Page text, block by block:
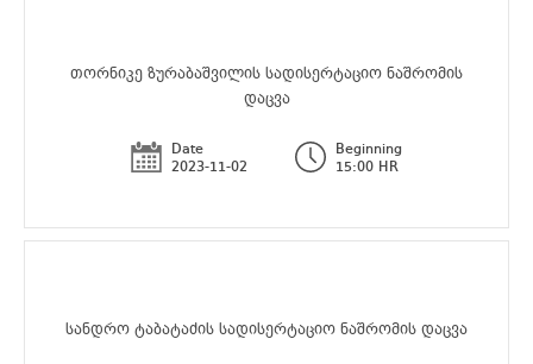
თორნიკე ზურაბაშვილის სადისერტაციო ნაშრომის
დაცვა
Date
2023-11-02
Beginning
15:00 HR
სანდრო ტაბატაძის სადისერტაციო ნაშრომის დაცვა